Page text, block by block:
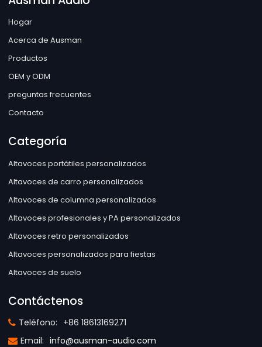
Hogar
Acerca de Ausman
Productos
OEM y ODM
preguntas frecuentes
Contacto
Categoría
Altavoces portátiles personalizados
Altavoces de carro personalizados
Altavoces de columna personalizados
Altavoces profesionales y PA personalizados
Altavoces retro personalizados
Altavoces personalizados para fiestas
Altavoces de suelo
Contáctenos
Teléfono: +86 18613169271
Email: info@ausman-audio.com